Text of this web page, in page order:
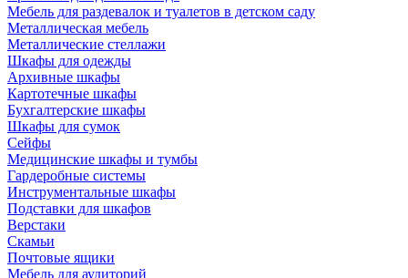
Мебель для раздевалок и туалетов в детском саду
Металлическая мебель
Металлические стеллажи
Шкафы для одежды
Архивные шкафы
Картотечные шкафы
Бухгалтерские шкафы
Шкафы для сумок
Сейфы
Медицинские шкафы и тумбы
Гардеробные системы
Инструментальные шкафы
Подставки для шкафов
Верстаки
Скамьи
Почтовые ящики
Мебель для аудиторий